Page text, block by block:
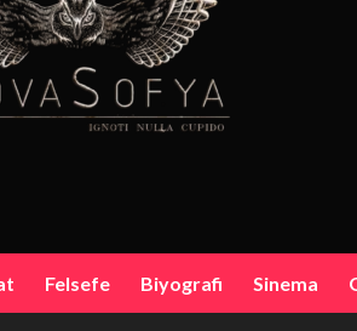
Felsefe Biyografi Sinema